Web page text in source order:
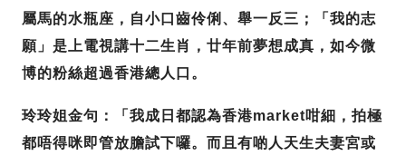
屬馬的水瓶座，自小口齒伶俐、舉一反三；「我的志
願」是上電視講十二生肖，廿年前夢想成真，如今微
博的粉絲超過香港總人口。
玲玲姐金句：「我成日都認為香港market咁細，拍極
都唔得咪即管放膽試下囉。而且有啲人天生夫妻宮或